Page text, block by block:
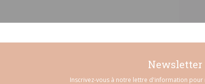
Newsletter
Inscrivez-vous à notre lettre d'information